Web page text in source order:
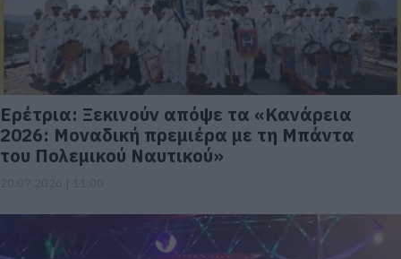
Ερέτρια: Ξεκινούν απόψε τα «Κανάρεια
2026: Μοναδική πρεμιέρα με τη Μπάντα
του Πολεμικού Ναυτικού»